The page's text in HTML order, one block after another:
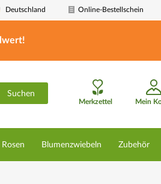
Deutschland Online-Bestellschein
Suchen
Merkzettel Mein
Rosen Blumenzwiebeln Zubehör